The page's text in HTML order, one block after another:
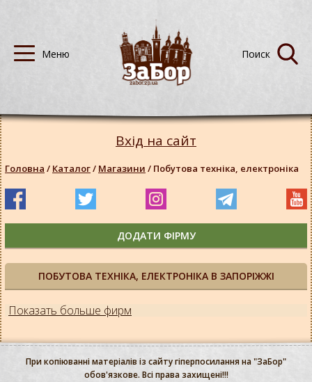
ПОБУТОВА ТЕХНІКА, ЕЛЕКТРОНІКА В ЗАПОРІЖЖІ
Показать больше фирм
Вхід на сайт
Головна / Каталог/ Магазини / Побутова техніка, електроніка
ДОДАТИ ФІРМУ
При копіюванні матеріалів із сайту гіперпосилання на "ЗаБор"
обов'язкове. Всі права захищені!!!